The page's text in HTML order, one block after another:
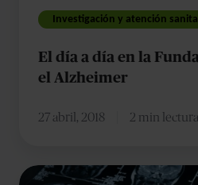
vencer
Alzheimer
Investigación y atención
El día a día en la
el Alzheimer
27 abril, 2018 2 min lectura
El